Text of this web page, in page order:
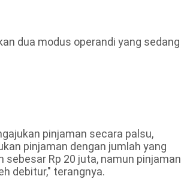
dua modus operandi yang sedang
pinjaman secara palsu,
pinjaman dengan jumlah yang
Rp 20 juta, namun pinjaman
debitur," terangnya.